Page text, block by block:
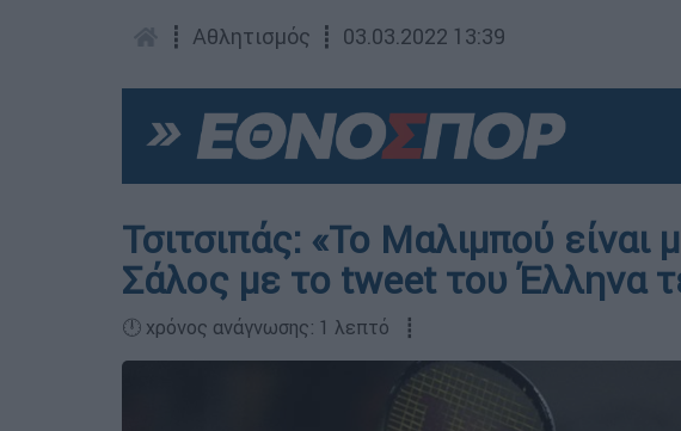
┋ Αθλητισμός ┋ 03.03.2022 13:39
Τσιτσιπάς: «Το Μαλιμπού είναι
Σάλος με το tweet του Έλληνα
🕛 χρόνος ανάγνωσης: 1 λεπτό ┋